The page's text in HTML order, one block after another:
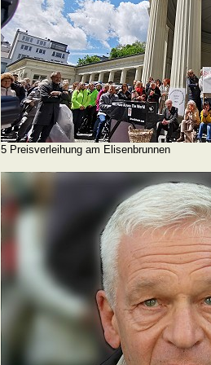
5 Preisverleihung am Elisenbrunnen